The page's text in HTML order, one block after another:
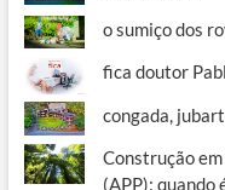
o sumiço dos
fica doutor
congada,
Construção
(APP): quando